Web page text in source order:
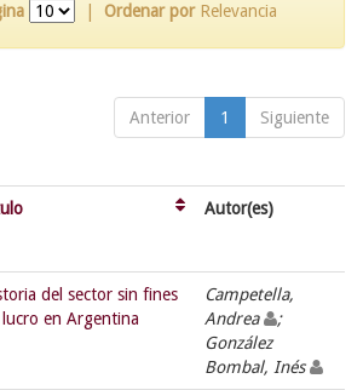
Ordenar por Relevancia
Anterior 1 Siguiente
Autor(es)
del sector sin fines
en Argentina
Campetella,
Andrea
;
González
Bombal, Inés